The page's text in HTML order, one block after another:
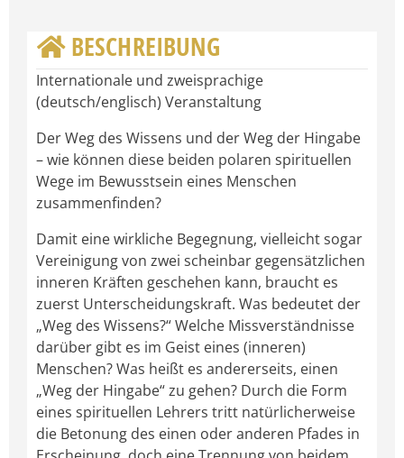
BESCHREIBUNG
Internationale und zweisprachige
(deutsch/englisch) Veranstaltung
Der Weg des Wissens und der Weg der Hingabe
– wie können diese beiden polaren spirituellen
Wege im Bewusstsein eines Menschen
zusammenfinden?
Damit eine wirkliche Begegnung, vielleicht sogar
Vereinigung von zwei scheinbar gegensätzlichen
inneren Kräften geschehen kann, braucht es
zuerst Unterscheidungskraft. Was bedeutet der
„Weg des Wissens?“ Welche Missverständnisse
darüber gibt es im Geist eines (inneren)
Menschen? Was heißt es andererseits, einen
„Weg der Hingabe“ zu gehen? Durch die Form
eines spirituellen Lehrers tritt natürlicherweise
die Betonung des einen oder anderen Pfades in